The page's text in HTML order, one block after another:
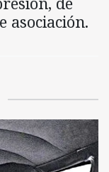
asociación.